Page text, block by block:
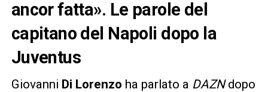
ancor fatta». Le parole del
capitano del Napoli dopo la
Juventus
Giovanni Di Lorenzo ha parlato a DAZNdopo